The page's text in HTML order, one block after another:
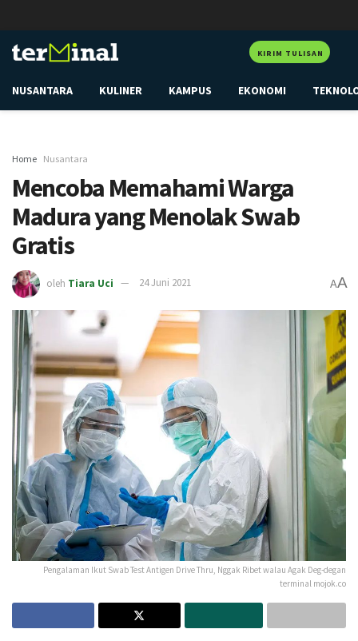
KIRIM TULISAN
NUSANTARA KULINER KAMPUS EKONOMI
Home Nusantara
Mencoba Memahami Warga
Madura yang Menolak Swab
Gratis
oleh Tiara Uci 24 Juni 2021 AA
Pengalaman Ikut Swab Test Antigen Drive Thru, Nggak Ribet walau Agak Deg-degan
terminal mojok.co